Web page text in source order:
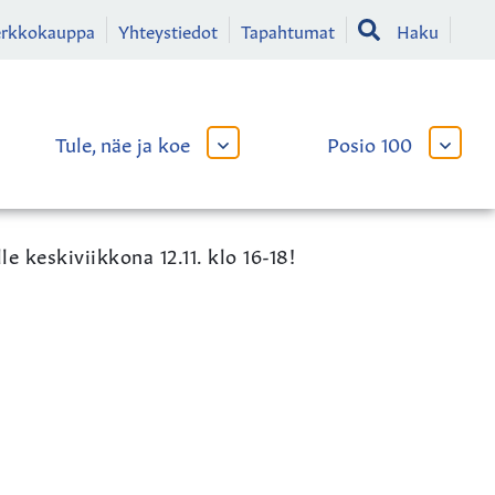
Yhteystiedot Tapahtumat Haku
Tule, näe ja koe
AVAA
ALAVALIKKO
Posio 100
AVAA
12.11. klo 16-18!